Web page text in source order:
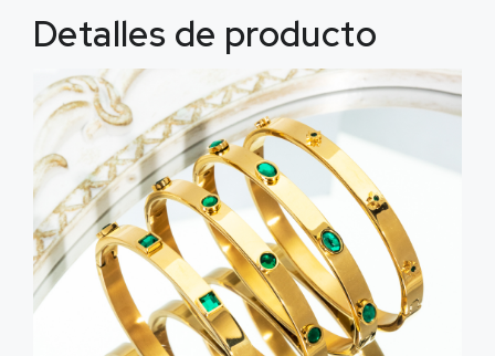
Detalles de producto